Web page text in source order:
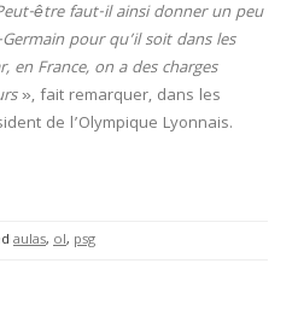
être faut-il ainsi donner un peu
pour qu’il soit dans les
en France, on a des charges
», fait remarquer, dans les
de l’Olympique Lyonnais.
aulas, ol, psg